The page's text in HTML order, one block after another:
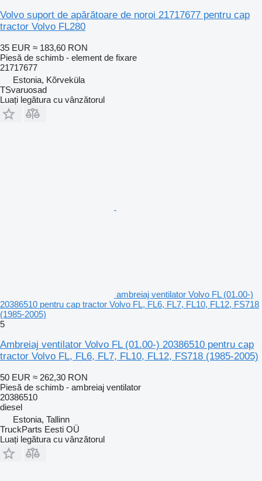
Volvo suport de apărătoare de noroi 21717677 pentru cap
tractor Volvo FL280
35 EUR ≈ 183,60 RON
Piesă de schimb - element de fixare
21717677
Estonia, Kõrveküla
TSvaruosad
Luați legătura cu vânzătorul
ambreiaj ventilator Volvo FL (01.00-)
20386510 pentru cap tractor Volvo FL, FL6, FL7, FL10, FL12, FS718
(1985-2005)
5
Ambreiaj ventilator Volvo FL (01.00-) 20386510 pentru cap
tractor Volvo FL, FL6, FL7, FL10, FL12, FS718 (1985-2005)
50 EUR ≈ 262,30 RON
Piesă de schimb - ambreiaj ventilator
20386510
diesel
Estonia, Tallinn
TruckParts Eesti OÜ
Luați legătura cu vânzătorul